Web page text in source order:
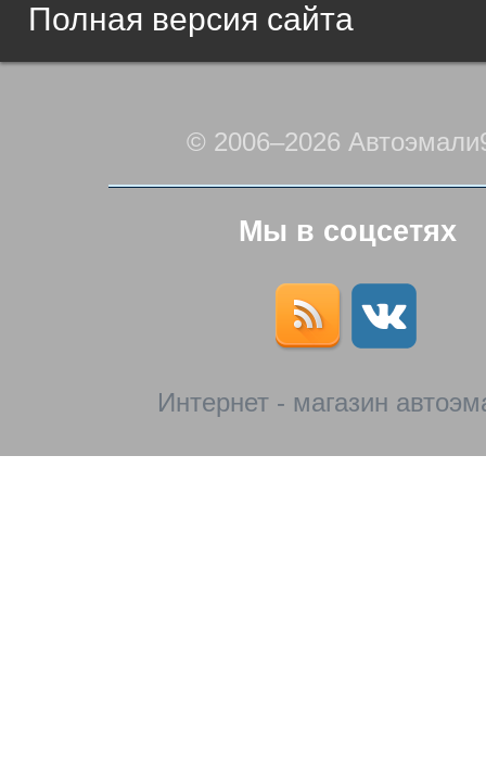
Полная версия сайта
© 2006–2026
Мы в соцсетях
Интернет - магазин